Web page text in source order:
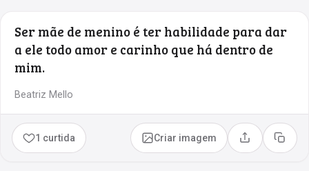
Ser mãe de menino é ter habilidade para dar
a ele todo amor e carinho que há dentro de
mim.
Beatriz Mello
1 curtida Criar imagem Compartilhar
Copiar